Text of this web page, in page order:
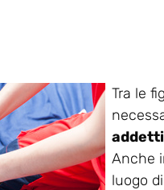
Tra le
Anche
luogo